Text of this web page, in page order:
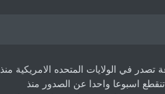
تصدر في الولايات المتحده الامريكية منذ
، لم ‏تنقطع اسبوعا واحدا عن الصدور منذ